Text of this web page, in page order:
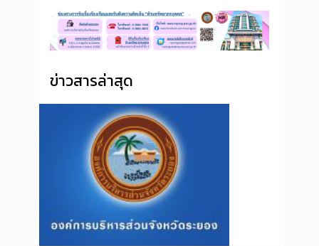
ข่าวสารล่าสุด